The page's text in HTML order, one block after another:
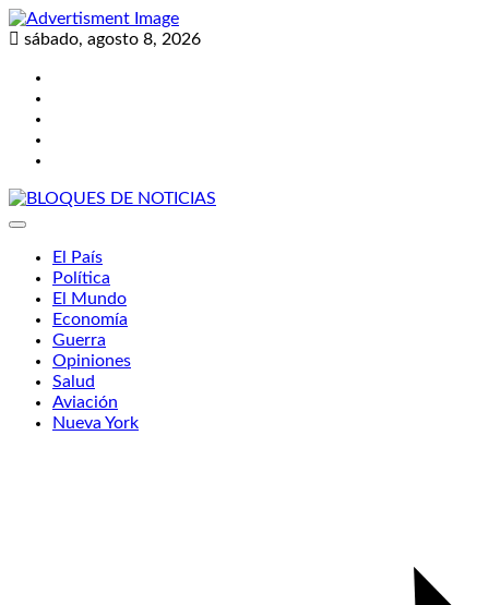
Skip
to sábado, agosto 8, 2026
El País
Política
El Mundo
Economía
Guerra
Opiniones
Salud
Aviación
Nueva York